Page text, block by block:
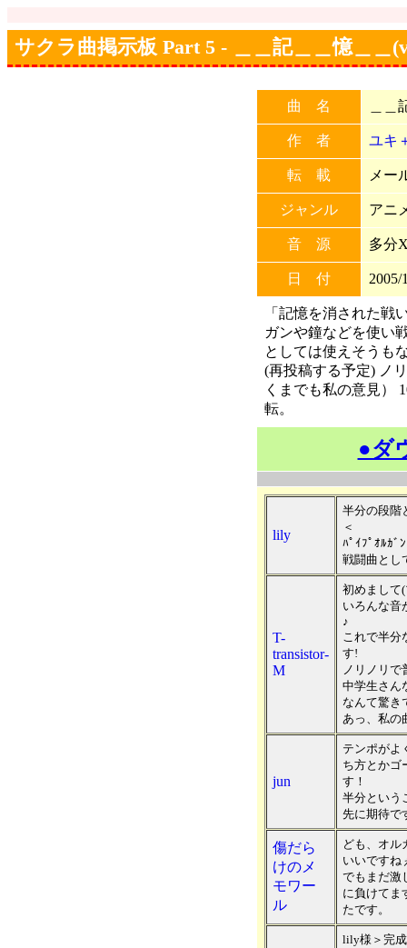
サクラ曲掲示板 Part 5 - ＿＿記＿＿憶＿＿
曲 名 ＿＿
作 者 ユキ
転 載 メー
ジャンル アニ
音 源 多分
日 付 2005/
「記憶を消された戦
ガンや鐘などを使い
としては使えそうも
(再投稿する予定)
くまでも私の意見）
転。
●ダ
lily
半分の段階
＜
ﾊﾟｲﾌﾟｵﾙｶﾞ
戦闘曲とし
T-
transistor-
M
初めまして
いろんな音
♪
これで半分
す!
ノリノリで
中学生さん
なんて驚き
あっ、私の
jun
テンポがよ
ち方とかゴ
す！
半分という
先に期待で
傷だら
けのメ
モワー
ル
ども、オル
いいです
でもまだ激
に負けてま
たです。
lily様＞完